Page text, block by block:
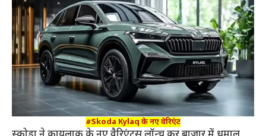
#Skoda Kylaq के नए वेरिएंट